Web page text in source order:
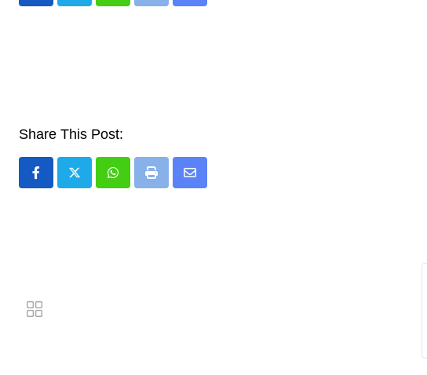
Share This Post:
WhatsappPrint
Share